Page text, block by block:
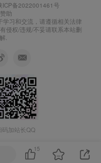
ICP备2022001461号
赞助
习和交流，请遵循相关法律
侵权/违规/不妥请联系本站删
.
码加站长QQ
15